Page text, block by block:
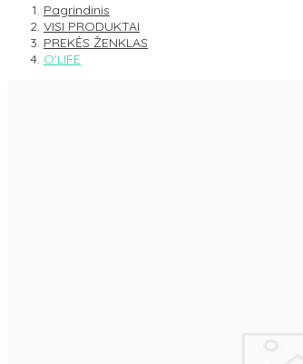
Pagrindinis
VISI PRODUKTAI
PREKĖS ŽENKLAS
O'LIFE